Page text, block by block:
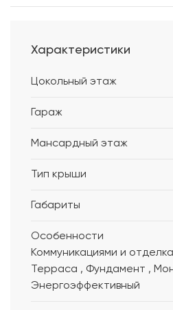
Характеристики
Цокольный этаж
Гараж
Мансардный этаж
Тип крыши
Габариты
Особенности
Коммуникациями и
Терраса , Фундамент ,
Энергоэффективный